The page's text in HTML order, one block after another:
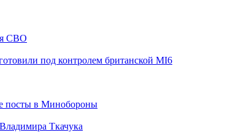
СВО
под контролем британской MI6
посты в Минобороны
Ткачука